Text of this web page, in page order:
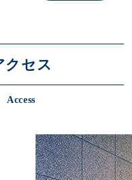
クセス
Access